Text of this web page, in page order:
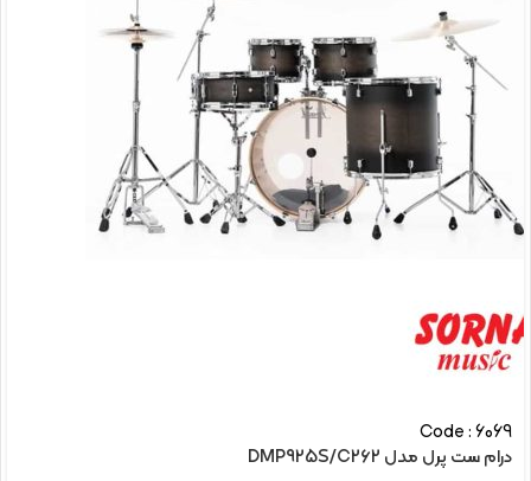
Code : 6069
درام ست پرل مدل DMP925S/C262